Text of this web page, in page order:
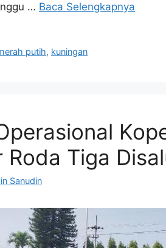
… Baca Selengkapnya
putih, kuningan
Tiga
Sanudin